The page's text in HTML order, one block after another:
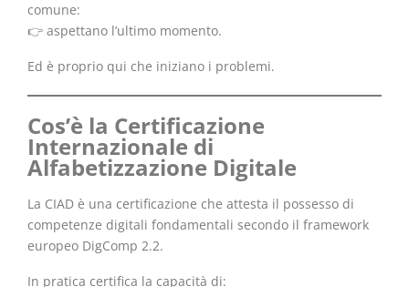
comune:
👉 aspettano l’ultimo momento.
Ed è proprio qui che iniziano i problemi.
Cos’è la Certificazione
Internazionale di
Alfabetizzazione Digitale
La CIAD è una certificazione che attesta il possesso di
competenze digitali fondamentali secondo il framework
europeo DigComp 2.2.
In pratica certifica la capacità di: